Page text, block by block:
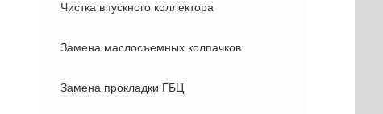
Чистка впускного коллектора
Замена маслосъемных колпачков
Замена прокладки ГБЦ